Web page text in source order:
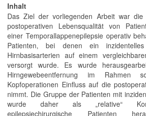
Inhalt
Das Ziel der vorliegenden Arbeit war die
postoperativen Lebensqualität von
einer Temporallappenepilepsie operativ
Patienten, bei denen ein
Hirnbasisarterien auf einem
versorgt wurde. Es wurde
Hirngewebeentfernung im Rahmen
Kopfoperationen Einfluss auf die
nimmt. Die Gruppe der Patienten mit
wurde daher als „relative“
epilepsiechirurgische Patienten